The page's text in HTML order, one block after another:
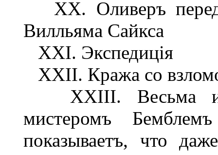
XX. Оливеръ
Вилльяма Сайкса
XXI. Экспедиція
XXII. Кража со
XXIII. Весьма
мистеромъ
показываетъ, что